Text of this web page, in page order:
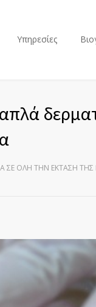
Υπηρεσίες
ΣΕ ΌΛΗ ΤΗΝ ΈΚΤΑΣΗ ΤΗΣ